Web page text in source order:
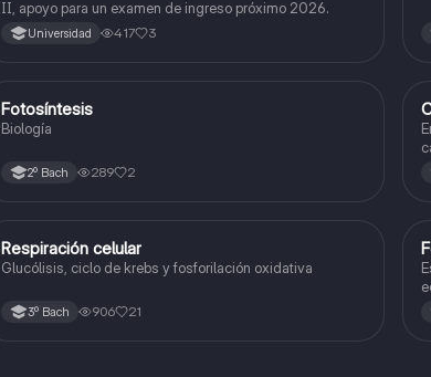
II, apoyo para un examen de ingreso próximo 2026.
Universidad 417 3
Biología
Fotosíntesis
Biología
2º Bach 289 2
Biología
Respiración celular
Glucólisis, ciclo de krebs y fosforilación oxidativa
3º Bach 906 21